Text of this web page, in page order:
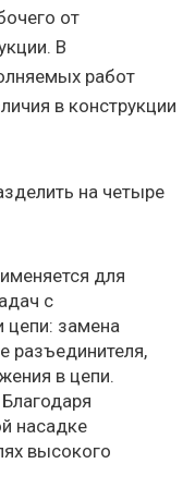
от
В
работ
в конструкции
на четыре
для
с
замена
разъединителя,
в цепи.
насадке
высокого